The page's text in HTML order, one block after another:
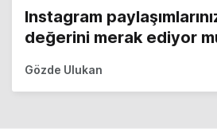
Instagram
değerini merak ediyor
Gözde Ulukan